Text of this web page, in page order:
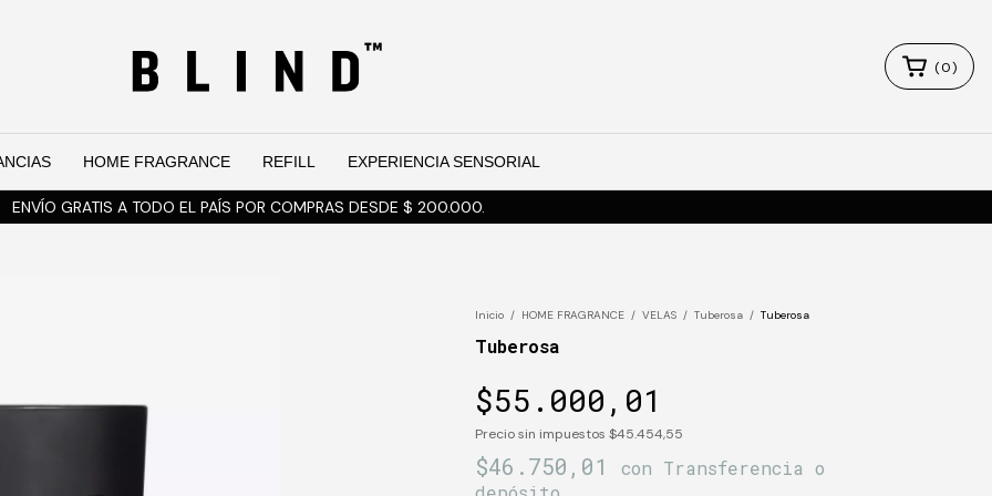
ENVÍO GRATIS A TODO EL PAÍS POR COMPRAS DESDE $ 200.000.
(0)
HOME FRAGRANCE REFILL EXPERIENCIA SENSORIAL
Inicio / HOME FRAGRANCE / VELAS / Tuberosa / Tuberosa
Tuberosa
$55.000,01
Precio sin impuestos $45.454,55
$46.750,01 con Transferencia o